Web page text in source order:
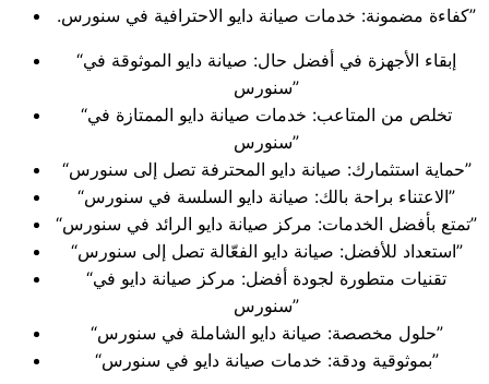
.كفاءة مضمونة: خدمات صيانة دايو الاحترافية في سنورس”
“إبقاء الأجهزة في أفضل حال: صيانة دايو الموثوقة في
سنورس”
“تخلص من المتاعب: خدمات صيانة دايو الممتازة في
سنورس”
“حماية استثمارك: صيانة دايو المحترفة تصل إلى سنورس”
“الاعتناء براحة بالك: صيانة دايو السلسة في سنورس”
“تمتع بأفضل الخدمات: مركز صيانة دايو الرائد في سنورس”
“استعداد للأفضل: صيانة دايو الفعّالة تصل إلى سنورس”
“تقنيات متطورة لجودة أفضل: مركز صيانة دايو في
سنورس”
“حلول مخصصة: صيانة دايو الشاملة في سنورس”
“بموثوقية ودقة: خدمات صيانة دايو في سنورس”